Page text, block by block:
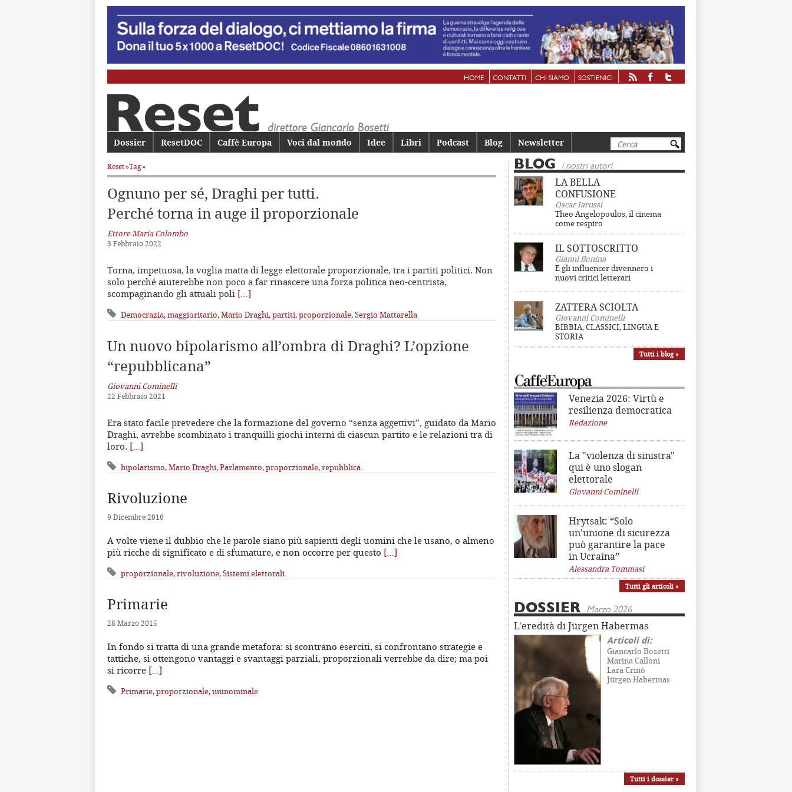
HOME CONTATTI CHI SIAMO SOSTIENICI
Cerca
Menu principale
Vai al contenuto principale
Vai al contenuto secondario
Dossier ResetDOC Caffè Europa Voci dal mondo Idee Libri Podcast Blog Newsletter
Reset»Tag»
Ognuno per sé, Draghi per tutti.
Perché torna in auge il proporzionale
Ettore Maria Colombo
3 Febbraio 2022
Torna, impetuosa, la voglia matta di legge elettorale proporzionale, tra i partiti politici. Non
solo perché aiuterebbe non poco a far rinascere una forza politica neo-centrista,
scompaginando gli attuali poli […]
Democrazia,maggioritario,Mario Draghi,partiti,proporzionale,Sergio Mattarella
Un nuovo bipolarismo all’ombra di Draghi? L’opzione
“repubblicana”
Giovanni Cominelli
22 Febbraio 2021
Era stato facile prevedere che la formazione del governo “senza aggettivi”, guidato da Mario
Draghi, avrebbe scombinato i tranquilli giochi interni di ciascun partito e le relazioni tra di
loro. […]
bipolarismo,Mario Draghi,Parlamento,proporzionale,repubblica
Rivoluzione
9 Dicembre 2016
A volte viene il dubbio che le parole siano più sapienti degli uomini che le usano, o almeno
più ricche di significato e di sfumature, e non occorre per questo […]
proporzionale,rivoluzione,Sistemi elettorali
Primarie
28 Marzo 2015
In fondo si tratta di una grande metafora: si scontrano eserciti, si confrontano strategie e
tattiche, si ottengono vantaggi e svantaggi parziali, proporzionali verrebbe da dire; ma poi
si ricorre […]
Primarie,proporzionale,uninominale
BLOG i nostri autori
LA BELLA
CONFUSIONE
Oscar Iarussi
Theo Angelopoulos, il cinema
come respiro
IL SOTTOSCRITTO
Gianni Bonina
E gli influencer divennero i
nuovi critici letterari
ZATTERA SCIOLTA
Giovanni Cominelli
BIBBIA, CLASSICI, LINGUA E
STORIA
Tutti i blog »
Venezia 2026: Virtù e
resilienza democratica
Redazione
La "violenza di sinistra"
qui è uno slogan
elettorale
Giovanni Cominelli
Hrytsak: “Solo
un’unione di sicurezza
può garantire la pace
in Ucraina”
Alessandra Tommasi
Tutti gli articoli »
DOSSIER Marzo 2026
L'eredità di Jürgen Habermas
Articoli di:
Giancarlo Bosetti
Marina Calloni
Lara Crinò
Jürgen Habermas
Tutti i dossier »